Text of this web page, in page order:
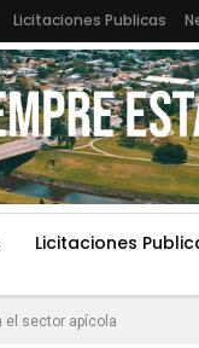
Licitaciones Publicas
Licitaciones
el sector apícola